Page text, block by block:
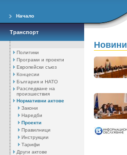
Начало
Транспорт
Политики
Програми и проекти
Европейски съюз
Концесии
България и НАТО
Разследване на
произшествия
Нормативни актове
Закони
Наредби
Проекти
Правилници
Инструкции
Тарифи
Други актове
Новини